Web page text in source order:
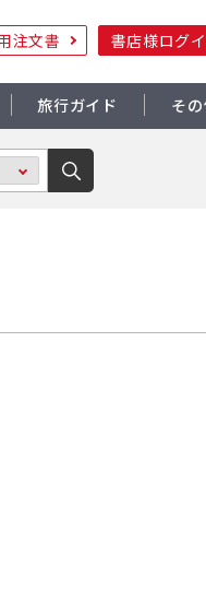
注文書 書店様ログ
旅行ガイド そ